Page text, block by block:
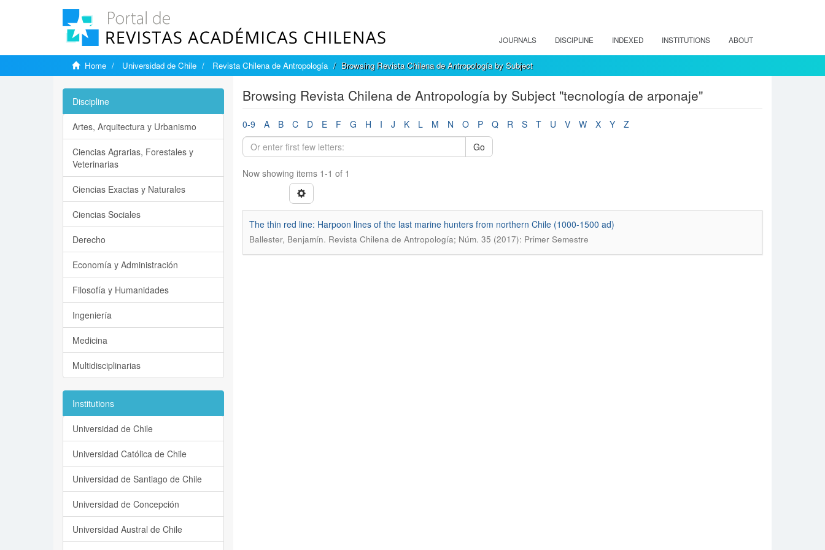
JOURNALS DISCIPLINE INDEXED INSTITUTIONS ABOUT
Home Universidad de Chile Revista Chilena de Antropología Browsing Revista Chilena de Antropología by Subject
Browsing Revista Chilena de Antropología by Subject "tecnología de arponaje"
0-9 A B C D E F G H I J K L M N O P Q R S T U V W X Y
Z
Go
Now showing items 1-1 of 1
The thin red line: Harpoon lines of the last marine hunters from northern Chile (1000-1500 ad)
Ballester, Benjamín. Revista Chilena de Antropología; Núm. 35 (2017): Primer Semestre
Discipline
Artes, Arquitectura y Urbanismo
Ciencias Agrarias, Forestales y
Veterinarias
Ciencias Exactas y Naturales
Ciencias Sociales
Derecho
Economía y Administración
Filosofía y Humanidades
Ingeniería
Medicina
Multidisciplinarias
Institutions
Universidad de Chile
Universidad Católica de Chile
Universidad de Santiago de Chile
Universidad de Concepción
Universidad Austral de Chile